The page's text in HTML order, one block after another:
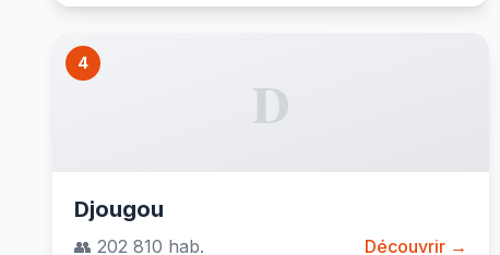
4
D
Djougou
👥 202 810 hab. Découvrir →